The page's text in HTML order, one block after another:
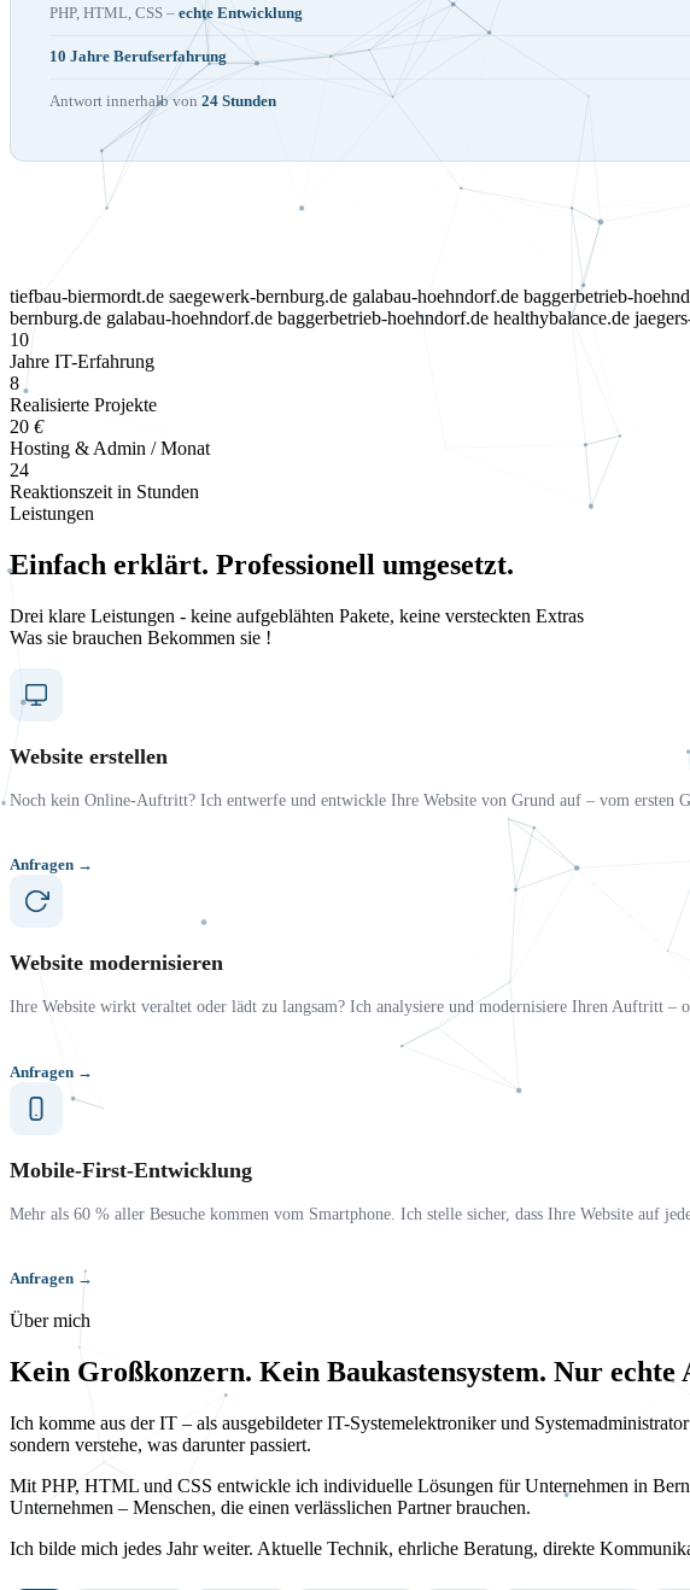
PHP, HTML, CSS – echte Entwicklung
10 Jahre Berufserfahrung
Antwort innerhalb von 24 Stunden
tiefbau-biermordt.de saegewerk-bernburg.de galabau-hoehndorf.de baggerbetrieb-
bernburg.de galabau-hoehndorf.de baggerbetrieb-hoehndorf.de healthybalance.de
10
Jahre IT-Erfahrung
8
Realisierte Projekte
20 €
Hosting & Admin / Monat
24
Reaktionszeit in Stunden
Leistungen
Einfach erklärt. Professionell umgesetzt.
Drei klare Leistungen - keine aufgeblähten Pakete, keine versteckten Extras
Was sie brauchen Bekommen sie !
Website erstellen
Noch kein Online-Auftritt? Ich entwerfe und entwickle Ihre Website von Grund auf – vom ersten
Anfragen →
Website modernisieren
Ihre Website wirkt veraltet oder lädt zu langsam? Ich analysiere und modernisiere Ihren Auftritt –
Anfragen →
Mobile-First-Entwicklung
Mehr als 60 % aller Besuche kommen vom Smartphone. Ich stelle sicher, dass Ihre Website auf
Anfragen →
Über mich
Kein Großkonzern. Kein Baukastensystem. Nur echte
Ich komme aus der IT – als ausgebildeter IT-Systemelektroniker und
sondern verstehe, was darunter passiert.
Mit PHP, HTML und CSS entwickle ich individuelle Lösungen für Unternehmen in
Unternehmen – Menschen, die einen verlässlichen Partner brauchen.
Ich bilde mich jedes Jahr weiter. Aktuelle Technik, ehrliche Beratung, direkte